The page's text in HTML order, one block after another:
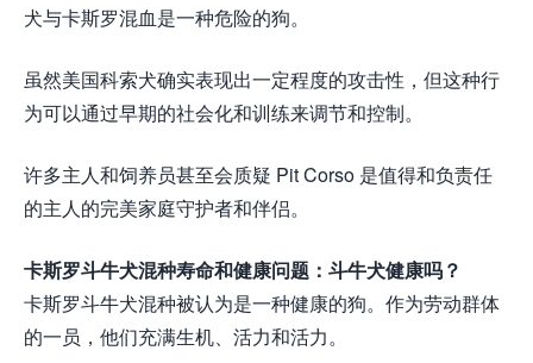
犬与卡斯罗混血是一种危险的狗。
虽然美国科索犬确实表现出一定程度的攻击性，但这种行
为可以通过早期的社会化和训练来调节和控制。
许多主人和饲养员甚至会质疑 Pit Corso 是值得和负责任
的主人的完美家庭守护者和伴侣。
卡斯罗斗牛犬混种寿命和健康问题：斗牛犬健康吗？
卡斯罗斗牛犬混种被认为是一种健康的狗。作为劳动群体
的一员，他们充满生机、活力和活力。